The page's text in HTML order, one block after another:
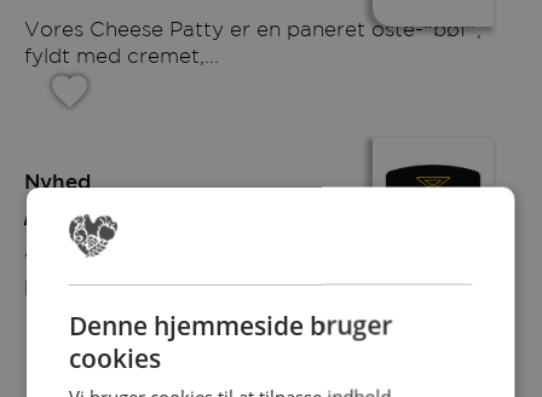
Vores Cheese Patty er en paneret oste-“bøf”,
fyldt med cremet,...
Nyhed
NYHED – MINI CAMEMBERT BITES
kombinerer en sprød, gylden...
Denne hjemmeside bruger
cookies